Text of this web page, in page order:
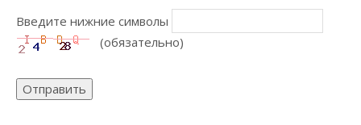
Введите нижние символы
(обязательно)
Отправить